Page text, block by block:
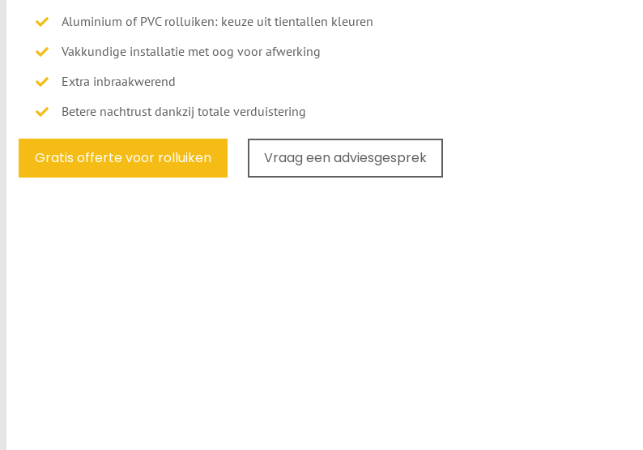
Aluminium of PVC rolluiken: keuze uit tientallen kleuren
Vakkundige installatie met oog voor afwerking
Extra inbraakwerend
Betere nachtrust dankzij totale verduistering
Gratis offerte voor rolluiken Vraag een adviesgesprek